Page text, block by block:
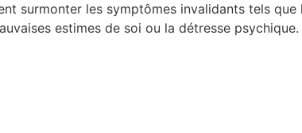
surmonter les symptômes invalidants tels
estimes de soi ou la détresse psychique.